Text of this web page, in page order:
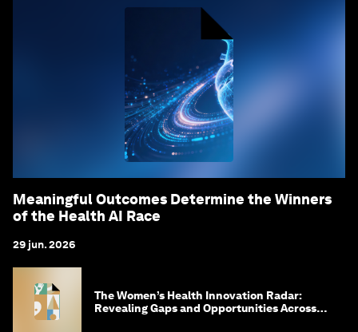
Meaningful Outcomes Determine the Winners
of the Health AI Race
29 jun. 2026
The Women’s Health Innovation Radar:
Revealing Gaps and Opportunities Across